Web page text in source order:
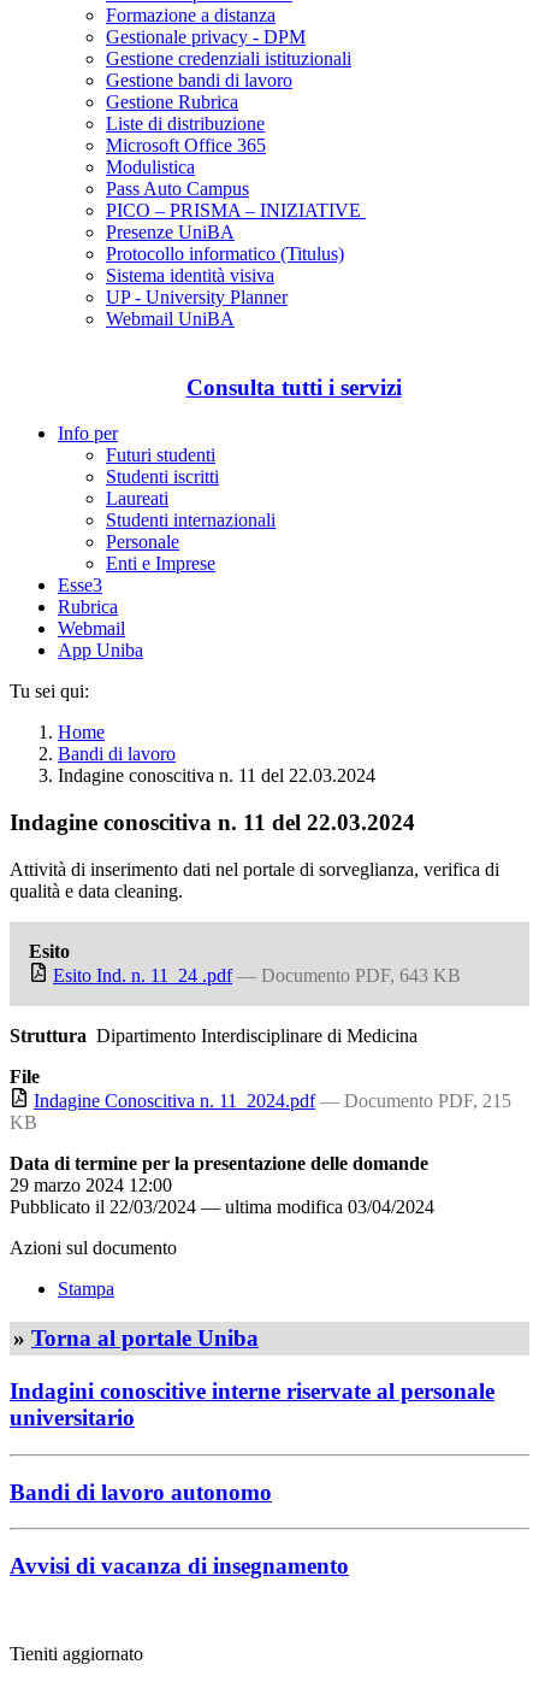
Formazione a distanza
Gestionale privacy - DPM
Gestione credenziali istituzionali
Gestione bandi di lavoro
Gestione Rubrica
Liste di distribuzione
Microsoft Office 365
Modulistica
Pass Auto Campus
PICO – PRISMA – INIZIATIVE
Presenze UniBA
Protocollo informatico (Titulus)
Sistema identità visiva
UP - University Planner
Webmail UniBA
Consulta tutti i servizi
Info per
Futuri studenti
Studenti iscritti
Laureati
Studenti internazionali
Personale
Enti e Imprese
Esse3
Rubrica
Webmail
App Uniba
Tu sei qui:
Home
Bandi di lavoro
Indagine conoscitiva n. 11 del 22.03.2024
Indagine conoscitiva n. 11 del 22.03.2024
Attività di inserimento dati nel portale di sorveglianza, verifica di
qualità e data cleaning.
Esito
Esito Ind. n. 11_24 .pdf — Documento PDF, 643 KB
Struttura Dipartimento Interdisciplinare di Medicina
File
Indagine Conoscitiva n. 11_2024.pdf — Documento PDF, 215
KB
Data di termine per la presentazione delle domande
29 marzo 2024 12:00
Pubblicato il 22/03/2024 — ultima modifica 03/04/2024
Azioni sul documento
Stampa
» Torna al portale Uniba
Indagini conoscitive interne riservate al personale
universitario
Bandi di lavoro autonomo
Avvisi di vacanza di insegnamento
Tieniti aggiornato